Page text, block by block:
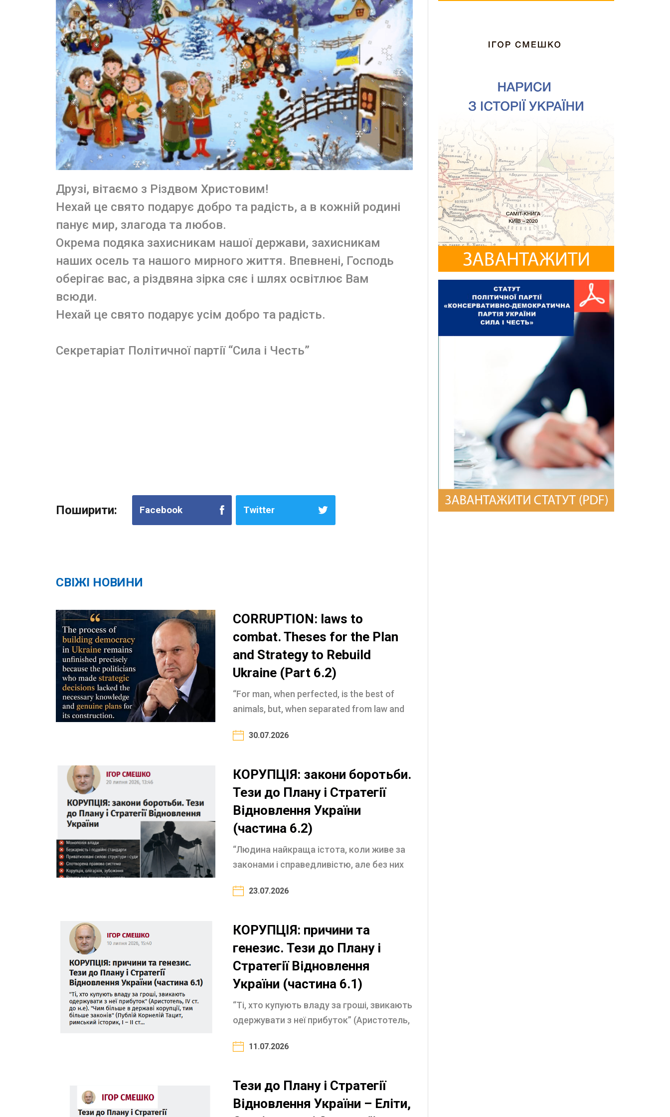
Друзі, вітаємо з Різдвом Христовим!
Нехай це свято подарує добро та радість, а в кожній родині
панує мир, злагода та любов.
Окрема подяка захисникам нашої держави, захисникам
наших осель та нашого мирного життя. Впевнені, Господь
оберігає вас, а різдвяна зірка сяє і шлях освітлює Вам
всюди.
Нехай це свято подарує усім добро та радість.
Секретаріат Політичної партії “Сила і Честь”
Поширити: Facebook Twitter
СВІЖІ НОВИНИ
CORRUPTION: laws to
combat. Theses for the Plan
and Strategy to Rebuild
Ukraine (Part 6.2)
“For man, when perfected, is the best of
animals, but, when separated from law and
century BC) The nature of corruption and
30.07.2026
КОРУПЦІЯ: закони боротьби.
Тези до Плану і Стратегії
Відновлення України
(частина 6.2)
“Людина найкраща істота, коли живе за
законами і справедливістю, але без них
(Аристотель, IV ст. до н.е.) Природа
23.07.2026
КОРУПЦІЯ: причини та
генезис. Тези до Плану і
Стратегії Відновлення
України (частина 6.1)
“Ті, хто купують владу за гроші, звикають
одержувати з неї прибуток” (Аристотель,
корупції, тим більше законів” (Публій
11.07.2026
Тези до Плану і Стратегії
Відновлення України – Еліти,